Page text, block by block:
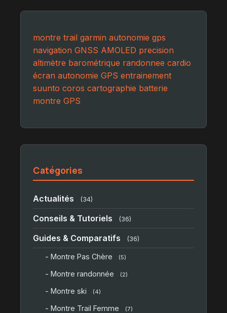
montre trail garmin autonomie gps
navigation GNSS AMOLED precision
altimètre barométrique randonnee cardio
écran autonomie GPS entrainement
suunto coros cartographie batterie
montre GPS
Catégories
Actualités (34)
Conseils & Tutoriels (36)
Guides & Comparatifs (36)
- Montre Pas Chère (5)
- Montre randonnée (2)
- Montre ski (4)
- Montre Trail Femme (7)